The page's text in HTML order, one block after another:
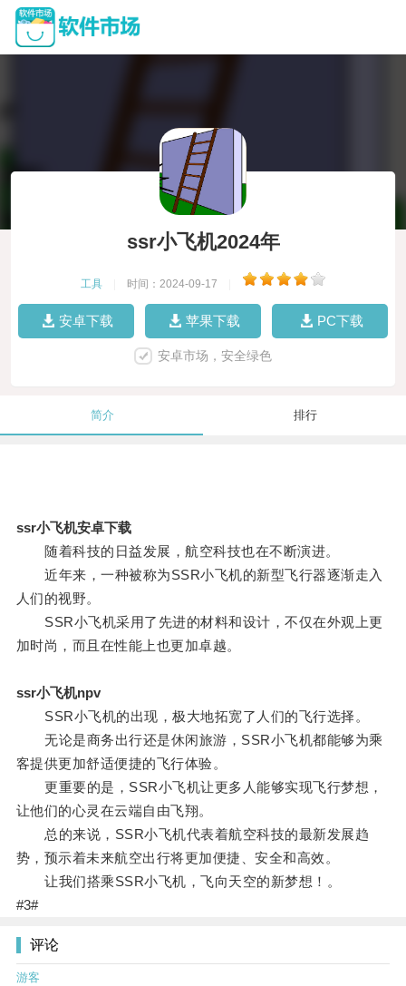
ssr小飞机2024年
工具 时间：2024-09-17
安卓下载 苹果下载 PC下载
安卓市场，安全绿色
简介 排行
ssr小飞机安卓下载
随着科技的日益发展，航空科技也在不断演进。
近年来，一种被称为SSR小飞机的新型飞行器逐渐走入
人们的视野。
SSR小飞机采用了先进的材料和设计，不仅在外观上更
加时尚，而且在性能上也更加卓越。
ssr小飞机npv
SSR小飞机的出现，极大地拓宽了人们的飞行选择。
无论是商务出行还是休闲旅游，SSR小飞机都能够为乘
客提供更加舒适便捷的飞行体验。
更重要的是，SSR小飞机让更多人能够实现飞行梦想，
让他们的心灵在云端自由飞翔。
总的来说，SSR小飞机代表着航空科技的最新发展趋
势，预示着未来航空出行将更加便捷、安全和高效。
让我们搭乘SSR小飞机，飞向天空的新梦想！。
#3#
评论
游客